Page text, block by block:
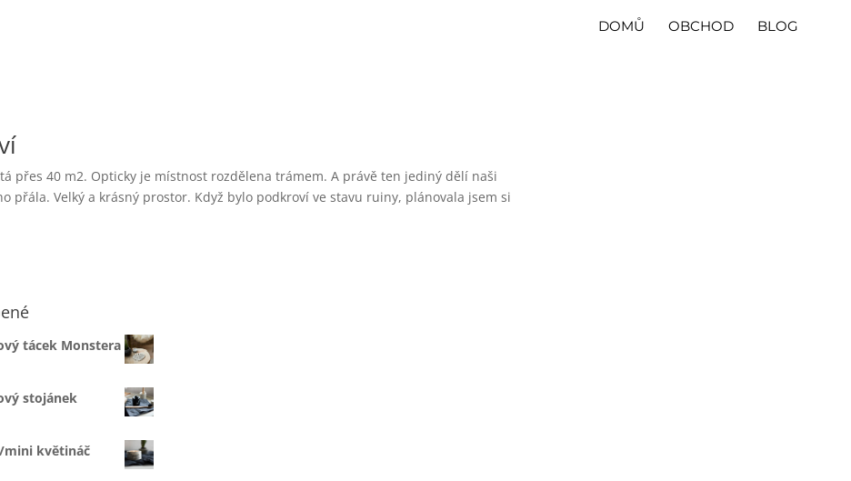
DOMŮ OBCHOD BLOG
přes 40 m2. Opticky je místnost rozdělena trámem. A právě ten jediný dělí naši
přála. Velký a krásný prostor. Když bylo podkroví ve stavu ruiny, plánovala jsem si
tácek Monstera
stojánek
mini květináč